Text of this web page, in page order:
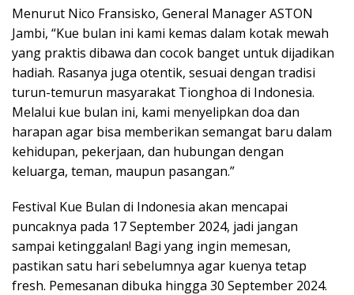
Menurut Nico Fransisko, General Manager ASTON
Jambi, “Kue bulan ini kami kemas dalam kotak mewah
yang praktis dibawa dan cocok banget untuk dijadikan
hadiah. Rasanya juga otentik, sesuai dengan tradisi
turun-temurun masyarakat Tionghoa di Indonesia.
Melalui kue bulan ini, kami menyelipkan doa dan
harapan agar bisa memberikan semangat baru dalam
kehidupan, pekerjaan, dan hubungan dengan
keluarga, teman, maupun pasangan.”
Festival Kue Bulan di Indonesia akan mencapai
puncaknya pada 17 September 2024, jadi jangan
sampai ketinggalan! Bagi yang ingin memesan,
pastikan satu hari sebelumnya agar kuenya tetap
fresh. Pemesanan dibuka hingga 30 September 2024.